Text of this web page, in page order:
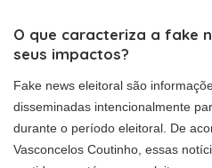
O que caracteriza a fake
seus impactos?
Fake news eleitoral são
disseminadas intencionalmente
durante o período eleitoral. De
Vasconcelos Coutinho, essas